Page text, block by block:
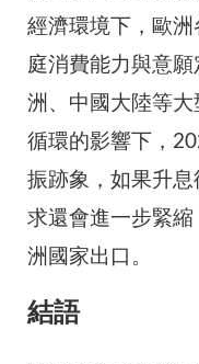
經濟環境下，歐
庭消費能力與意
洲、中國大陸等
循環的影響下，
振跡象，如果升
求還會進一步緊
洲國家出口。
結語